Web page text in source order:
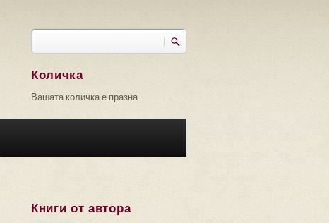
Търси
Количка
Вашата количка е празна
Книги от автора